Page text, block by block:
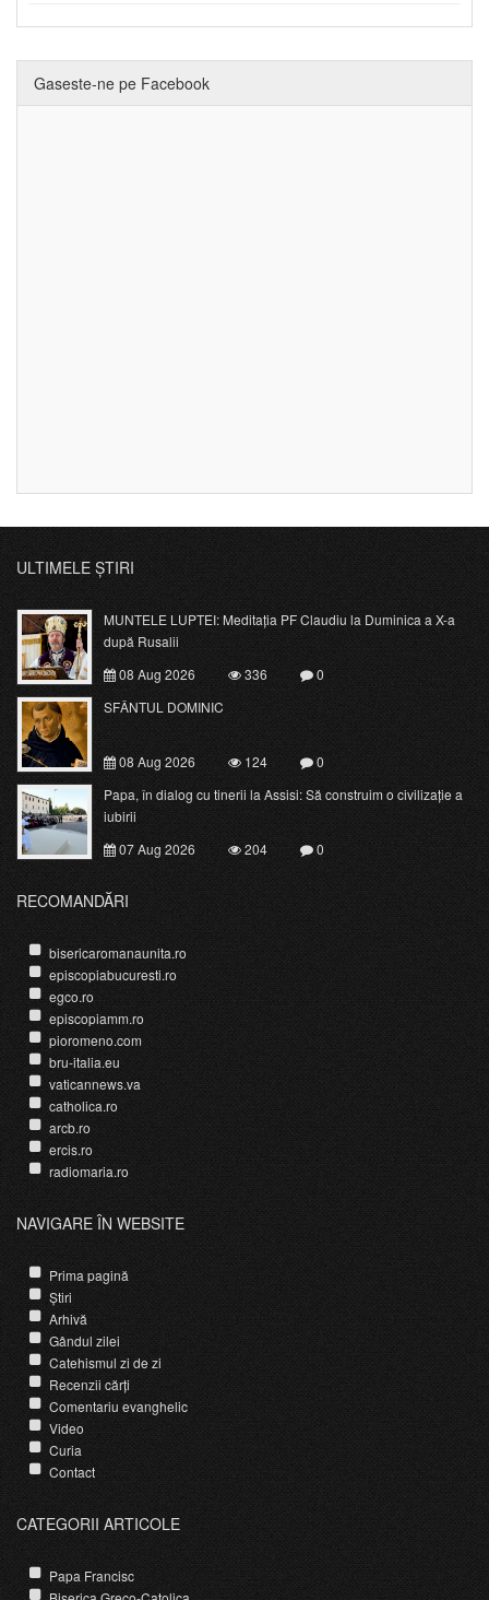
Gaseste-ne pe Facebook
ULTIMELE ȘTIRI
MUNTELE LUPTEI: Meditația PF Claudiu la Duminica a X-a
după Rusalii
08 Aug 2026
336
0
SFÂNTUL DOMINIC
08 Aug 2026 124
0
Papa, în dialog cu tinerii la Assisi: Să construim o civilizație a
iubirii
07 Aug 2026
204 0
RECOMANDĂRI
bisericaromanaunita.ro
episcopiabucuresti.ro
egco.ro
episcopiamm.ro
pioromeno.com
bru-italia.eu
vaticannews.va
catholica.ro
arcb.ro
ercis.ro
radiomaria.ro
NAVIGARE ÎN WEBSITE
Prima pagină
Știri
Arhivă
Gândul zilei
Catehismul zi de zi
Recenzii cărți
Comentariu evanghelic
Video
Curia
Contact
CATEGORII ARTICOLE
Papa Francisc